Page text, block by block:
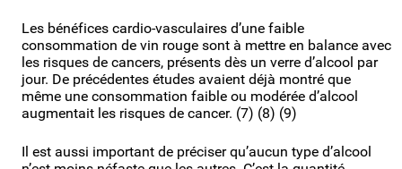
Les bénéfices cardio-vasculaires d’une faible
consommation de vin rouge sont à mettre en balance avec
les risques de cancers, présents dès un verre d’alcool par
jour. De précédentes études avaient déjà montré que
même une consommation faible ou modérée d’alcool
augmentait les risques de cancer. (7) (8) (9)
Il est aussi important de préciser qu’aucun type d’alcool